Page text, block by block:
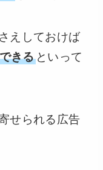
えしておけば
きるといって
せられる広告